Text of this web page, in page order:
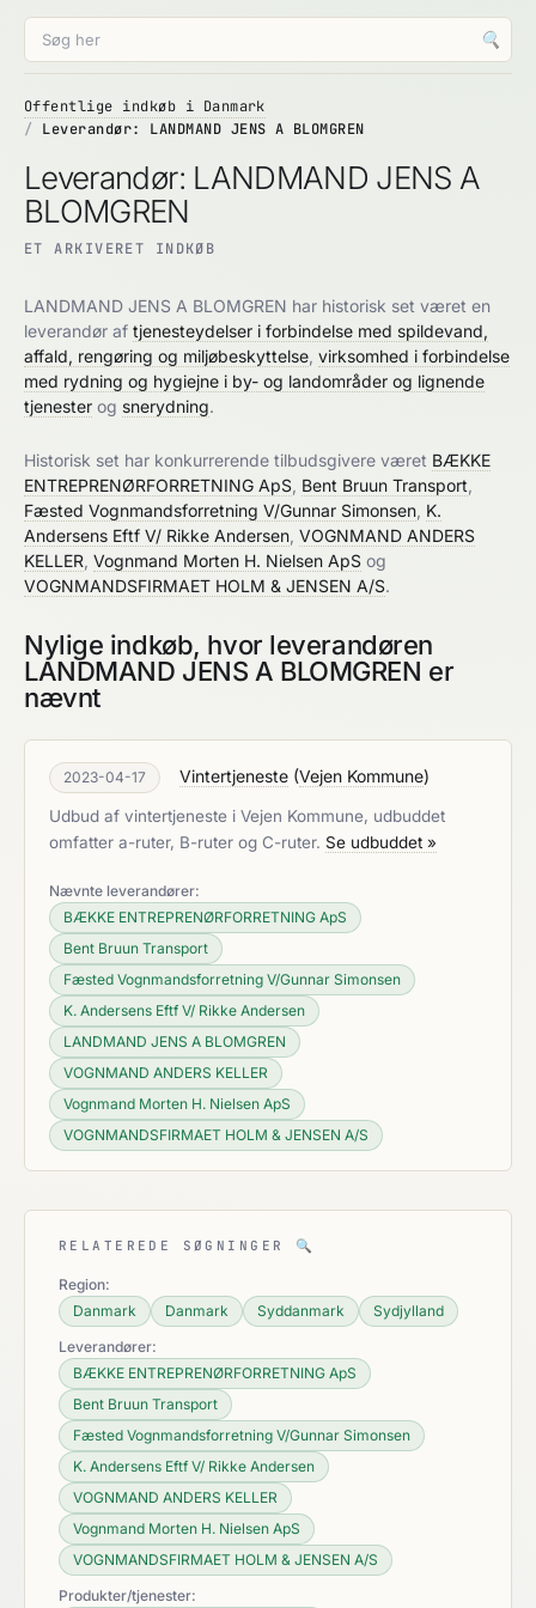
🔍
Offentlige indkøb i Danmark
Leverandør: LANDMAND JENS A BLOMGREN
Leverandør: LANDMAND JENS A
BLOMGREN
ET ARKIVERET INDKØB
LANDMAND JENS A BLOMGREN har historisk set været en
leverandør af tjenesteydelser i forbindelse med spildevand,
affald, rengøring og miljøbeskyttelse virksomhed i forbindelse
med rydning og hygiejne i by- og landområder og lignende
tjenester og snerydning.
Historisk set har konkurrerende tilbudsgivere været BÆKKE
ENTREPRENØRFORRETNING ApS Bent Bruun Transport
Fæsted Vognmandsforretning V/Gunnar Simonsen K.
Andersens Eftf V/ Rikke Andersen VOGNMAND ANDERS
KELLER Vognmand Morten H. Nielsen ApS og
VOGNMANDSFIRMAET HOLM & JENSEN A/S.
Nylige indkøb, hvor leverandøren
LANDMAND JENS A BLOMGREN er
nævnt
2023-04-17 Vintertjeneste (Vejen Kommune)
Udbud af vintertjeneste i Vejen Kommune, udbuddet
omfatter a-ruter, B-ruter og C-ruter. Se udbuddet »
Nævnte leverandører:
BÆKKE ENTREPRENØRFORRETNING ApS
Bent Bruun Transport
Fæsted Vognmandsforretning V/Gunnar Simonsen
K. Andersens Eftf V/ Rikke Andersen
LANDMAND JENS A BLOMGREN
VOGNMAND ANDERS KELLER
Vognmand Morten H. Nielsen ApS
VOGNMANDSFIRMAET HOLM & JENSEN A/S
RELATEREDE SØGNINGER 🔍
Region:
Danmark
Danmark Syddanmark
Sydjylland
Leverandører:
BÆKKE ENTREPRENØRFORRETNING ApS
Bent Bruun Transport
Fæsted Vognmandsforretning V/Gunnar Simonsen
K. Andersens Eftf V/ Rikke Andersen
VOGNMAND ANDERS KELLER
Vognmand Morten H. Nielsen ApS
VOGNMANDSFIRMAET HOLM & JENSEN A/S
Produkter/tjenester: